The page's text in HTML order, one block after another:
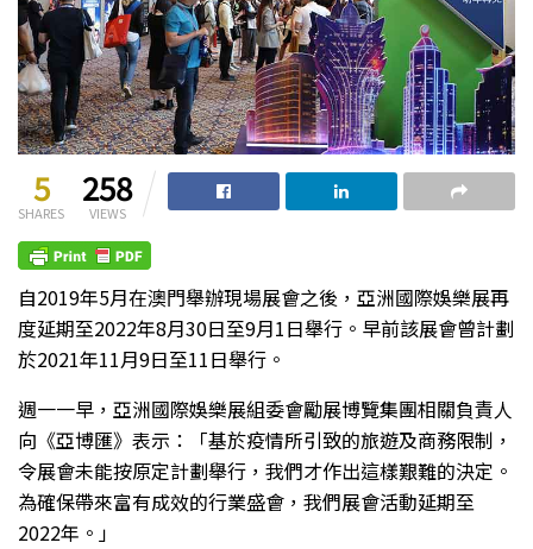
5
SHARES
258
VIEWS
自2019年5月在澳門舉辦現場展會之後，亞洲國際娛樂展再
度延期至2022年8月30日至9月1日舉行。早前該展會曾計劃
於2021年11月9日至11日舉行。
週一一早，亞洲國際娛樂展組委會勵展博覽集團相關負責人
向《亞博匯》表示：「基於疫情所引致的旅遊及商務限制，
令展會未能按原定計劃舉行，我們才作出這樣艱難的決定。
為確保帶來富有成效的行業盛會，我們展會活動延期至
2022年。」